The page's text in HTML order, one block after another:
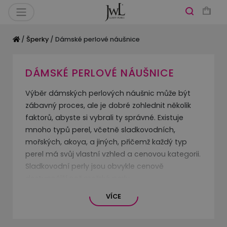
/ Šperky / Dámské perlové náušnice
DÁMSKÉ PERLOVÉ NÁUŠNICE
Výběr dámských perlových náušnic může být
zábavný proces, ale je dobré zohlednit několik
faktorů, abyste si vybrali ty správné. Existuje
mnoho typů perel, včetně sladkovodních,
mořských, akoya, a jiných, přičemž každý typ
perel má svůj vlastní vzhled a cenovou kategorii.
Sladkovodní perly jsou obvykle cenově
Velikost perel může ovlivnit celkový vzhled
VÍCE